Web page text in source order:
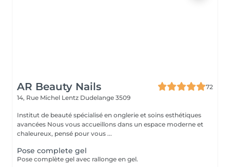
AR Beauty Nails
72
14, Rue Michel Lentz Dudelange 3509
Institut de beauté spécialisé en onglerie et soins esthétiques
avancées Nous vous accueillons dans un espace moderne et
chaleureux, pensé pour vous ...
Pose complete gel
Pose complète gel avec rallonge en gel.